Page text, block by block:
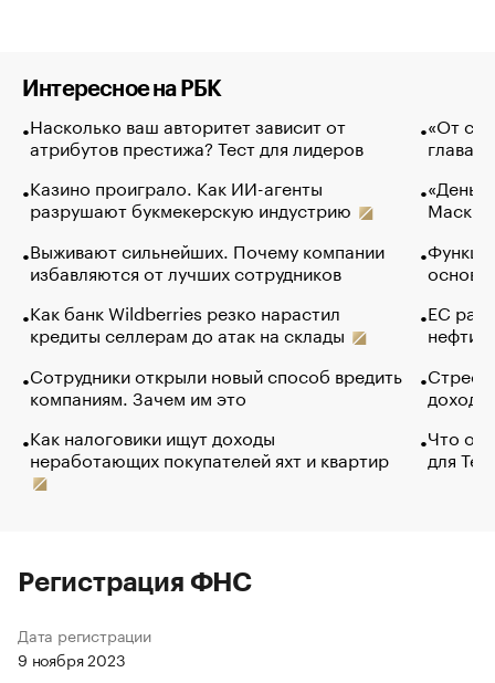
Интересное на РБК
Насколько ваш авторитет зависит от
атрибутов престижа? Тест для лидеров
Казино проиграло. Как ИИ-агенты
разрушают букмекерскую индустрию
Выживают сильнейших. Почему компании
избавляются от лучших сотрудников
Как банк Wildberries резко нарастил
кредиты селлерам до атак на склады
Сотрудники открыли новый способ вредить
компаниям. Зачем им это
Как налоговики ищут доходы
неработающих покупателей яхт и квартир
«От
глава
Маск в
основ
ЕС
нефти
Что
для
Регистрация ФНС
Дата регистрации
9 ноября 2023